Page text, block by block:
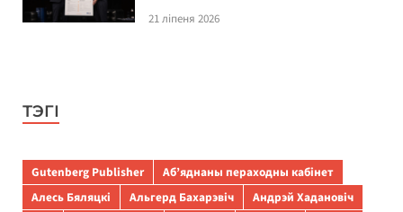
21 ліпеня 2026
ТЭГІ
Gutenberg Publisher
Аб’яднаны пераходны кабінет
Алесь Бяляцкі
Альгерд Бахарэвіч
Андрэй Хадановіч